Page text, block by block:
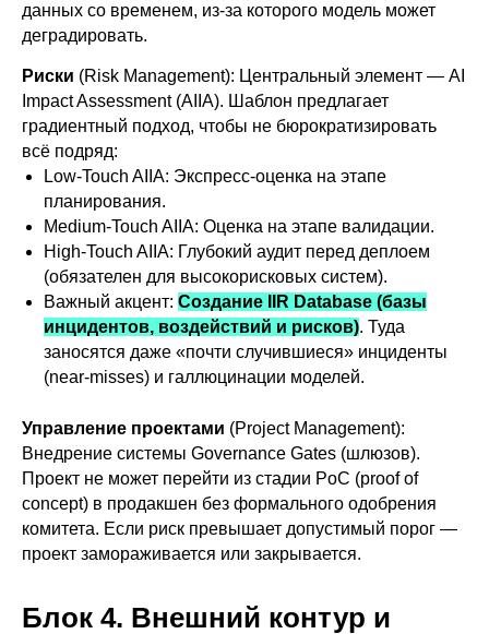
данных со временем, из-за которого модель может
деградировать.
Риски (Risk Management): Центральный элемент — AI
Impact Assessment (AIIA). Шаблон предлагает
градиентный подход, чтобы не бюрократизировать
всё подряд:
Low-Touch AIIA: Экспресс-оценка на этапе
планирования.
Medium-Touch AIIA: Оценка на этапе валидации.
High-Touch AIIA: Глубокий аудит перед деплоем
(обязателен для высокорисковых систем).
Важный акцент: Создание IIR Database (базы
инцидентов, воздействий и рисков). Туда
заносятся даже «почти случившиеся» инциденты
(near-misses) и галлюцинации моделей.
Управление проектами (Project Management):
Внедрение системы Governance Gates (шлюзов).
Проект не может перейти из стадии PoC (proof of
concept) в продакшен без формального одобрения
комитета. Если риск превышает допустимый порог —
проект замораживается или закрывается.
Блок 4. Внешний контур и